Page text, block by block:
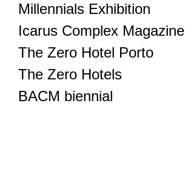
Millennials Exhibition
Icarus Complex Magazine
The Zero Hotel Porto
The Zero Hotels
BACM biennial